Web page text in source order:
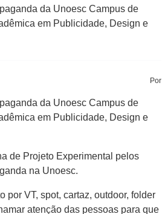
da Unoesc Campus de
em Publicidade, Design e
Por
da Unoesc Campus de
em Publicidade, Design e
de Projeto Experimental pelos
na Unoesc.
por VT, spot, cartaz, outdoor, folder
atenção das pessoas para que